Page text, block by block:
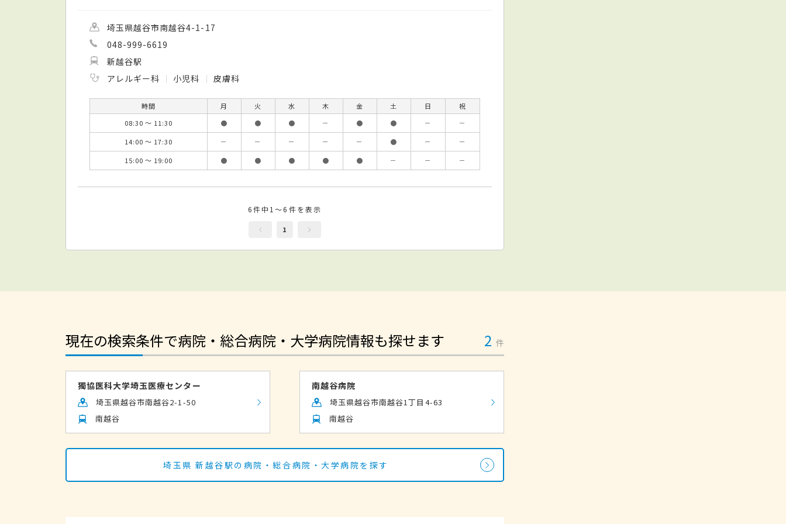
埼玉県越谷市南越谷4-1-17
048-999-6619
新越谷駅
アレルギー科
小児科 皮膚科
時間 月 火 水 木 金 土 日
祝
08:30 ～ 11:30
● ● ● － ● ● －
－
14:00 ～ 17:30
－ － － － － ● －
－
15:00 ～ 19:00
● ● ● ● ● － － －
6件中1～6件を表示
1
現在の検索条件で病院・総合病院・大学病院情報も探せます 2 件
獨協医科大学埼玉医療センター
埼玉県越谷市南越谷2-1-50
南越谷
南越谷病院
埼玉県越谷市南越谷1丁目4-63
南越谷
埼玉県 新越谷駅の病院・総合病院・大学病院を探す